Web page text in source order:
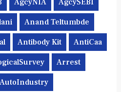
AgcyNIA AgcySEBI
Anand Teltumbde
Antibody Kit AntiCaa
Arrest
AutoIndustry